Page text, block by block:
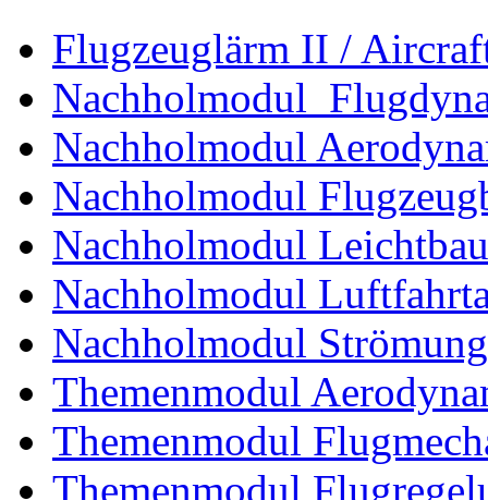
Flugzeuglärm II /
Nachholmodul
Nachholmodul
Nachholmodul
Nachholmodul Leichtbau
Nachholmodul
Nachholmodul
Themenmodul
Themenmodul
Themenmodul